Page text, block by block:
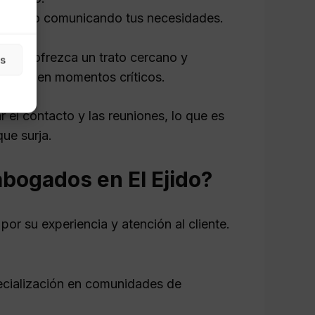
comunicando tus necesidades.
que ofrezca un trato cercano y
en momentos críticos.
el contacto y las reuniones, lo que es
surja.
en El Ejido?
su experiencia y atención al cliente.
en comunidades de